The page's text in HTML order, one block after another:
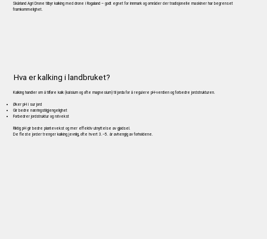
Skårland Agri Drone tilbyr kalking med drone i Rogaland – godt egnet for innmark og områder der tradisjonelle maskiner har begrenset
framkommelighet.
Hva er kalking i landbruket?
Kalking handler om å tilføre kalk (kalsium og ofte magnesium) til jorda for å regulere pH-verdien og forbedre jordstrukturen.
Øker pH i sur jord
Gir bedre næringstilgjengelighet
Forbedrer jordstruktur og rotvekst
Riktig pH gir bedre plantevekst og mer effektiv utnyttelse av gjødsel.
De fleste jorder trenger kalking jevnlig, ofte hvert 3.–5. år avhengig av forholdene.